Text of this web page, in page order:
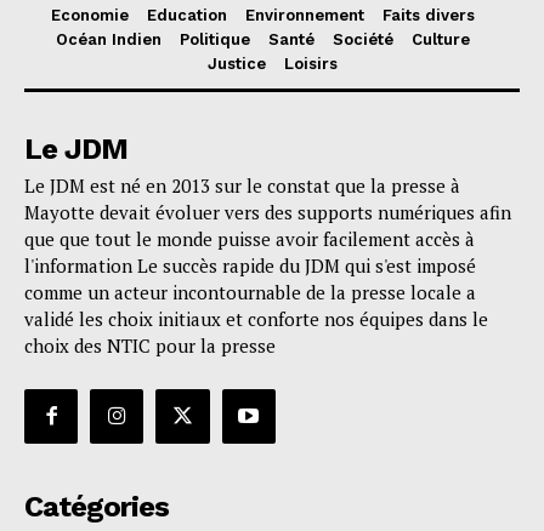
Economie Education Environnement
Faits divers
Océan Indien
Politique Santé Société
Culture
Justice
Loisirs
Le JDM
Le JDM est né en 2013 sur le constat que la presse à
Mayotte devait évoluer vers des supports numériques afin
que que tout le monde puisse avoir facilement accès à
l'information Le succès rapide du JDM qui s'est imposé
comme un acteur incontournable de la presse locale a
validé les choix initiaux et conforte nos équipes dans le
choix des NTIC pour la presse
Catégories